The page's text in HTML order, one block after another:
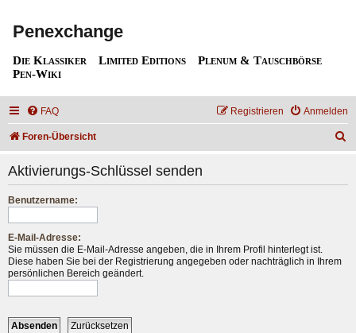
Penexchange
Die Klassiker Limited Editions
Plenum & Tauschbörse
Pen-Wiki
FAQ Anmelden
Registrieren
Foren-Übersicht
Aktivierungs-Schlüssel senden
Benutzername:
E-Mail-Adresse:
Sie müssen die E-Mail-Adresse angeben, die in Ihrem Profil hinterlegt ist.
Diese haben Sie bei der Registrierung angegeben oder nachträglich in Ihrem
persönlichen Bereich geändert.